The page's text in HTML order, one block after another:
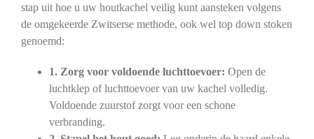
stap uit hoe u uw houtkachel veilig kunt aansteken volgens
de omgekeerde Zwitserse methode, ook wel top down stoken
genoemd:
1. Zorg voor voldoende luchttoevoer: Open de
luchtklep of luchttoevoer van uw kachel volledig.
Voldoende zuurstof zorgt voor een schone
verbranding.